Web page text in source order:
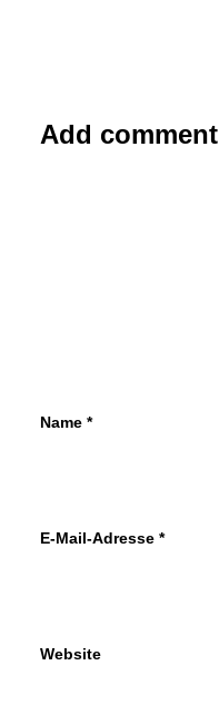
Add comment
Name *
E-Mail-Adresse *
Website